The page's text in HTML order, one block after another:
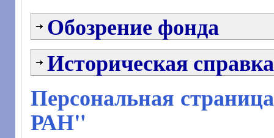
Обозрение фонда
Историческая справка
Персональная
РАН"